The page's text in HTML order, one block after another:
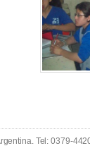
Tel: 0379-